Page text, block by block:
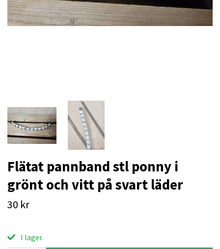
Flätat pannband stl ponny i
grönt och vitt på svart läder
30 kr
I lager.